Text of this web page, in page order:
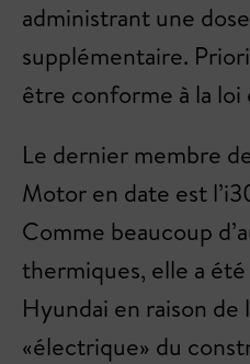
administrant une
supplémentaire.
être conforme à la loi
Le dernier membre
Motor en date est
Comme beaucoup
thermiques, elle a
Hyundai en raison de
«électrique» du